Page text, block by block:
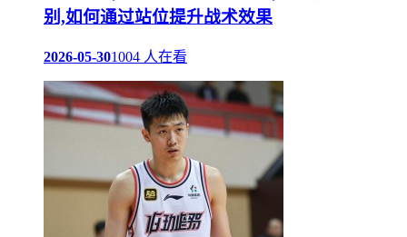
别,如何通过站位提升战术效果
2026-05-301004 人在看